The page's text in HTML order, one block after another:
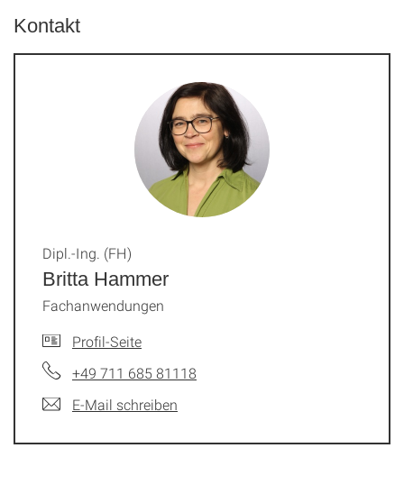
Kontakt
Britta Hammer
Dipl.-Ing. (FH)
Fachanwendungen
Profil-Seite
+49 711 685 81118
E-Mail schreiben